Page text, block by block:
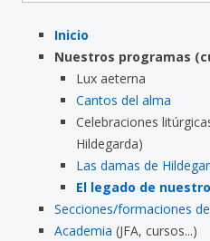
Inicio
Nuestros programas
Lux aeterna
Cantos del alma
Celebraciones
Hildegarda)
Las damas de
El legado de
Secciones/formaciones
Academia (JFA, cursos...)